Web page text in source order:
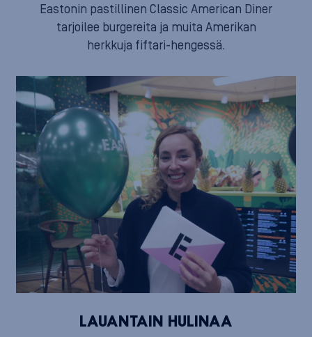
Eastonin pastillinen Classic American Diner
tarjoilee burgereita ja muita Amerikan
herkkuja fiftari-hengessä.
LAUANTAIN HULINAA